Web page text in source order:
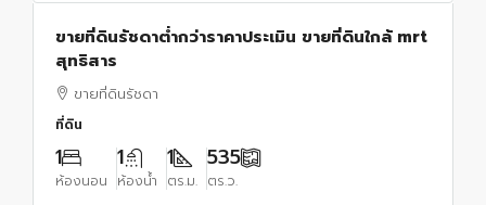
ขายที่ดินรัชดาต่ำกว่าราคาประเมิน ขายที่ดินใกล้ mrt
สุทธิสาร
ขายที่ดินรัชดา
ที่ดิน
1
ห้องนอน
1
ห้องน้ำ
1
ตร.ม.
535
ตร.ว.